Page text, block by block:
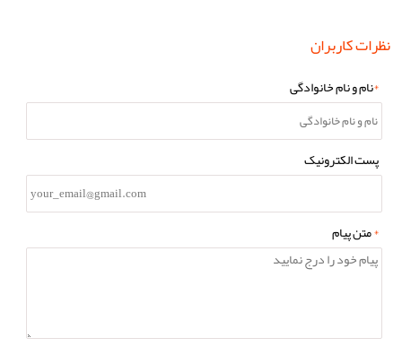
نظرات کاربران
*نام و نام خانوادگی
پست الکترونیک
*متن پیام